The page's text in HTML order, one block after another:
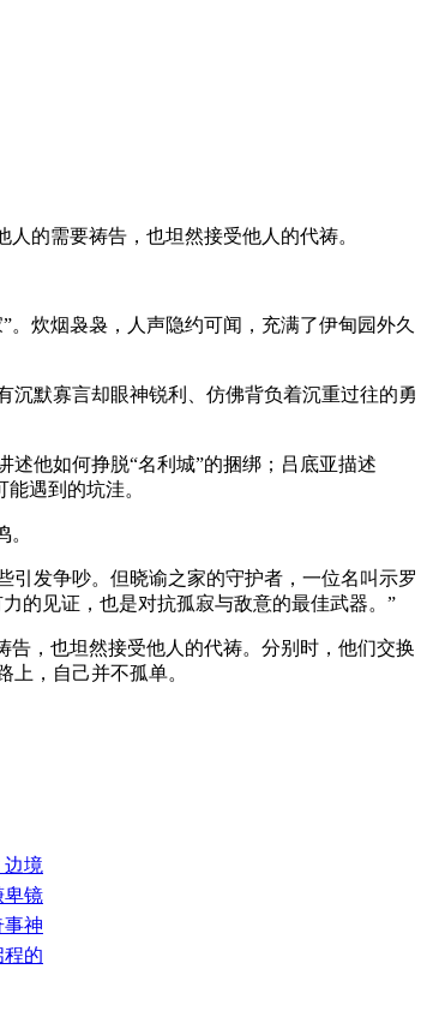
的需要祷告，也坦然接受他人的代祷。
炊烟袅袅，人声隐约可闻，充满了伊甸园外久
默寡言却眼神锐利、仿佛背负着沉重过往的勇
他如何挣脱“名利城”的捆绑；吕底亚描述
遇到的坑洼。
发争吵。但晓谕之家的守护者，一位名叫示罗
的见证，也是对抗孤寂与敌意的最佳武器。”
，也坦然接受他人的代祷。分别时，他们交换
，自己并不孤单。
边境
卑镜
事神
程的